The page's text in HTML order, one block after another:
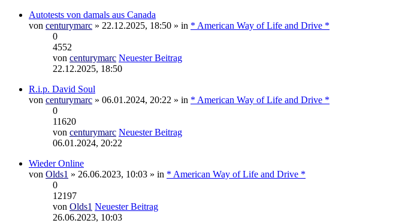
Autotests von damals aus Canada
von centurymarc » 22.12.2025, 18:50 » in * American Way of Life and Drive *
0
4552
von centurymarc Neuester Beitrag
22.12.2025, 18:50
R.i.p. David Soul
von centurymarc » 06.01.2024, 20:22 » in * American Way of Life and Drive *
0
11620
von centurymarc Neuester Beitrag
06.01.2024, 20:22
Wieder Online
von Olds1 » 26.06.2023, 10:03 » in * American Way of Life and Drive *
0
12197
von Olds1 Neuester Beitrag
26.06.2023, 10:03